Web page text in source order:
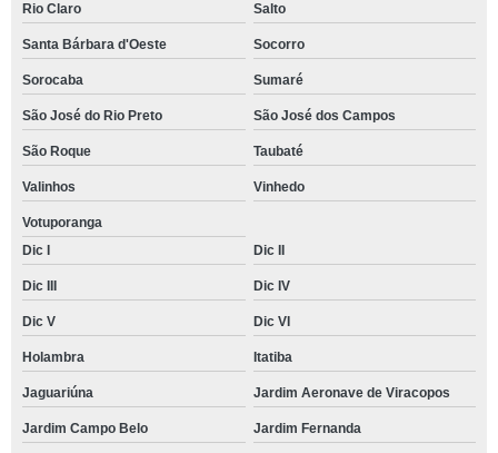
Rio Claro Salto
Santa Bárbara d'Oeste Socorro
Sorocaba Sumaré
São José do Rio Preto São José dos Campos
São Roque Taubaté
Valinhos Vinhedo
Votuporanga
Dic I
Dic II
Dic III Dic IV
Dic V Dic VI
Holambra Itatiba
Jaguariúna Jardim Aeronave de Viracopos
Jardim Campo Belo Jardim Fernanda